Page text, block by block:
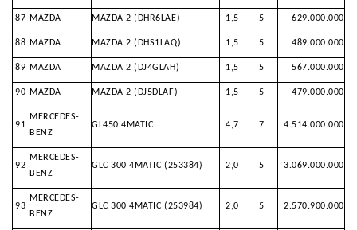
87 MAZDA MAZDA 2 (DHR6LAE) 1,5 5 629.000.000
88 MAZDA MAZDA 2 (DHS1LAQ) 1,5 5 489.000.000
89 MAZDA MAZDA 2 (DJ4GLAH) 1,5 5 567.000.000
90 MAZDA MAZDA 2 (DJ5DLAF) 1,5 5 479.000.000
91
MERCEDES-
BENZ
GL450 4MATIC 4,7 7 4.514.000.000
92
MERCEDES-
BENZ
GLC 300 4MATIC (253384) 2,0 5 3.069.000.000
93
MERCEDES-
BENZ
GLC 300 4MATIC (253984) 2,0 5 2.570.900.000